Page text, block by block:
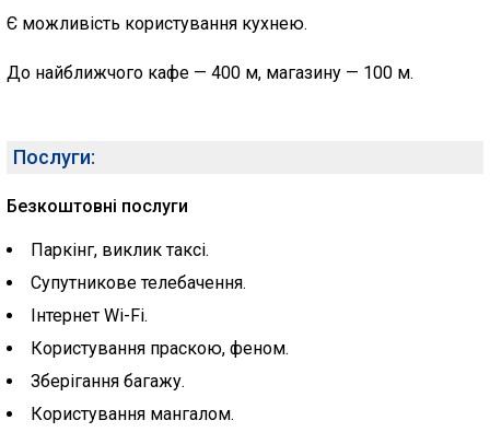
Є можливість користування кухнею.
До найближчого кафе — 400 м, магазину — 100 м.
Послуги:
Безкоштовні послуги
Паркінг, виклик таксі.
Супутникове телебачення.
Інтернет Wi-Fi.
Користування праскою, феном.
Зберігання багажу.
Користування мангалом.